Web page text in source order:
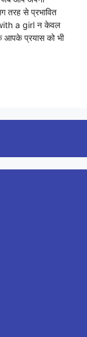
तरह से प्रभावित
a girl न केवल
आपके प्रयास को भी